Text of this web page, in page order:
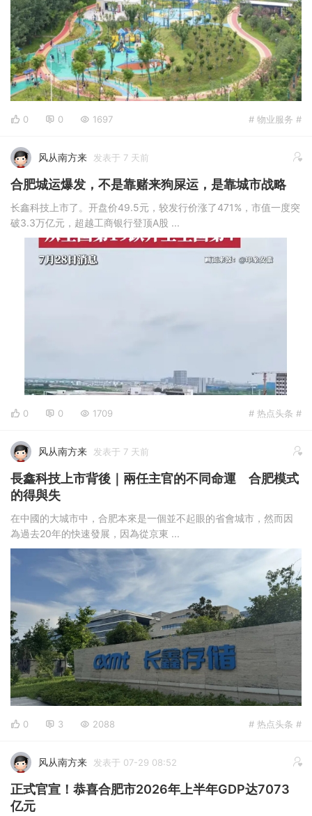
0 0 1697 # 物业服务 #
风从南方来 发表于 7 天前
合肥城运爆发，不是靠赌来狗屎运，是靠城市战略
长鑫科技上市了。开盘价49.5元，较发行价涨了471%，市值一度突
破3.3万亿元，超越工商银行登顶A股 ...
0 0 1709 # 热点头条 #
风从南方来 发表于 7 天前
長鑫科技上市背後｜兩任主官的不同命運 合肥模式
的得與失
在中國的大城市中，合肥本來是一個並不起眼的省會城市，然而因
為過去20年的快速發展，因為從京東 ...
0 3 2088 # 热点头条 #
风从南方来 发表于 07-29 08:52
正式官宣！恭喜合肥市2026年上半年GDP达7073
亿元